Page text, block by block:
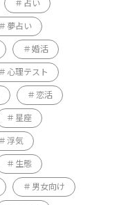
占い
夢占い
婚活
心理テスト
恋活
星座
浮気
生態
男女向け